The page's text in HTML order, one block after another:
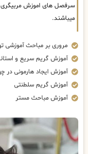
سرفصل های اموزش
میباشند.
مروری بر مباحث آموزشی
آموزش گریم سریع و
آموزش ایجاد هارمونی در
آموزش گریم سلطنتی
آموزش مباحث مستر